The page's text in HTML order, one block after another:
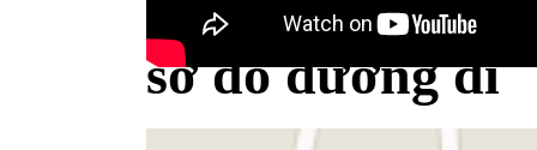
sơ đồ đường đi